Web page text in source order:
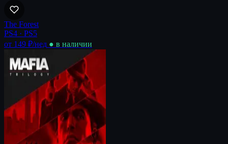
The Forest
PS4 · PS5
от 149 ₽/нед ● в наличии